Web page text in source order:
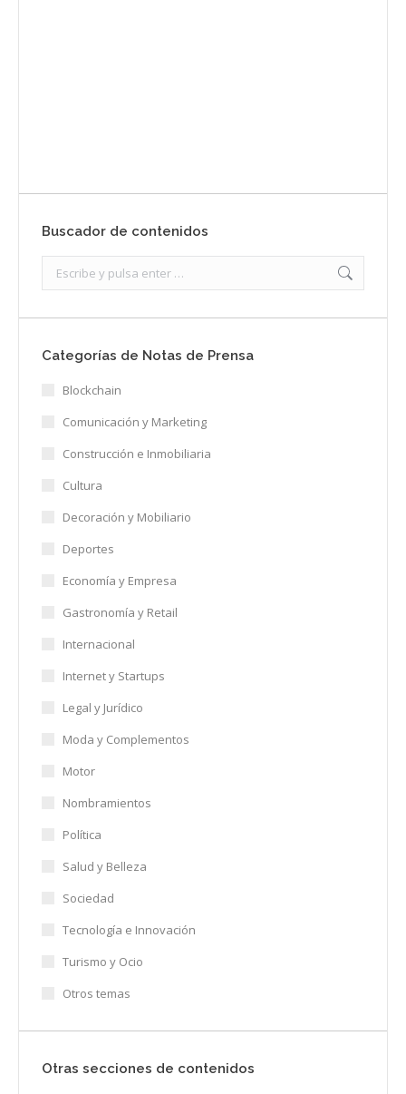
Buscador de contenidos
Categorías de Notas de Prensa
Blockchain
Comunicación y Marketing
Construcción e Inmobiliaria
Cultura
Decoración y Mobiliario
Deportes
Economía y Empresa
Gastronomía y Retail
Internacional
Internet y Startups
Legal y Jurídico
Moda y Complementos
Motor
Nombramientos
Política
Salud y Belleza
Sociedad
Tecnología e Innovación
Turismo y Ocio
Otros temas
Otras secciones de contenidos